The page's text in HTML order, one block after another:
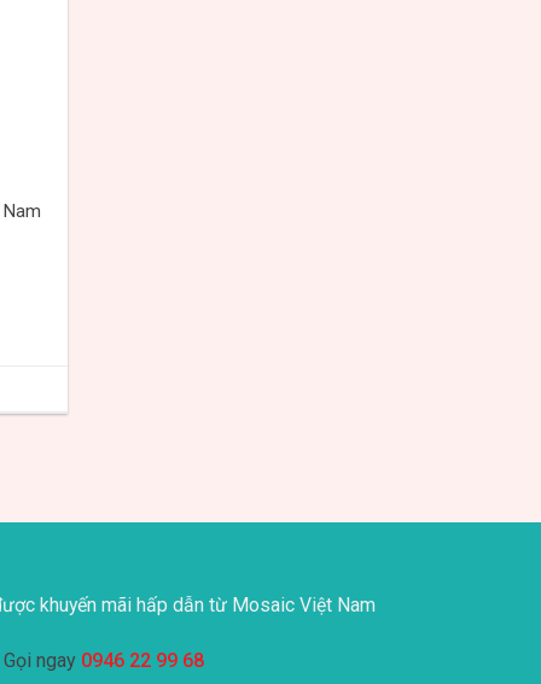
khuyến mãi hấp dẫn từ Mosaic Việt Nam
Gọi ngay 0946 22 99 68